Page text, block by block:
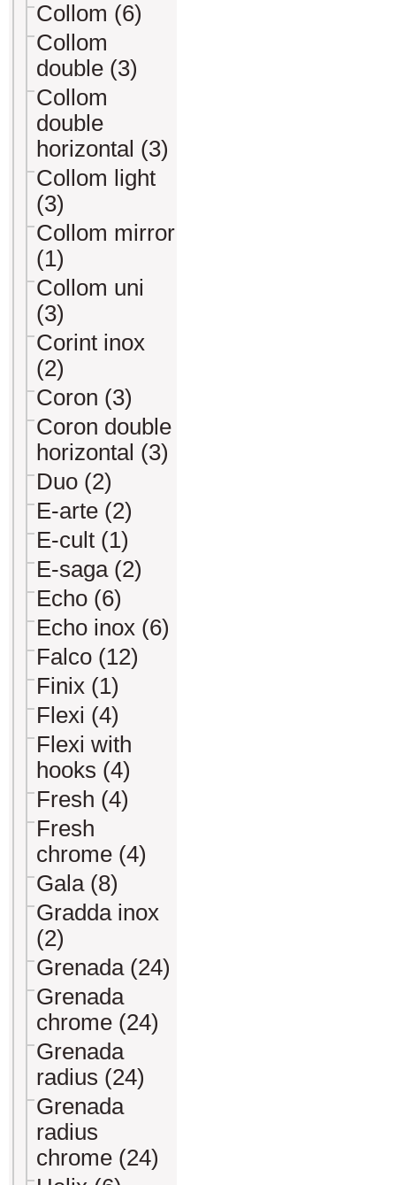
Collom (6)
Collom
double (3)
Collom
double
horizontal (3)
Collom light
(3)
Collom mirror
(1)
Collom uni
(3)
Corint inox
(2)
Coron (3)
Coron double
horizontal (3)
Duo (2)
E-arte (2)
E-cult (1)
E-saga (2)
Echo (6)
Echo inox (6)
Falco (12)
Finix (1)
Flexi (4)
Flexi with
hooks (4)
Fresh (4)
Fresh
chrome (4)
Gala (8)
Gradda inox
(2)
Grenada (24)
Grenada
chrome (24)
Grenada
radius (24)
Grenada
radius
chrome (24)